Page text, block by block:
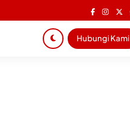
Hubungi Kami